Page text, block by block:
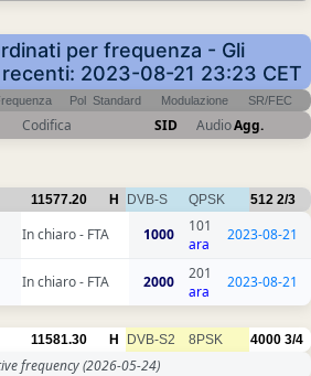
per frequenza - Gli
2023-08-21 23:23 CET
Pol Standard Modulazione SR/FEC
Codifica SID AudioAgg.
11577.20 H DVB-S QPSK 512 2/3
In chiaro - FTA 1000
101
ara
2023-08-21
In chiaro - FTA 2000
201
ara
2023-08-21
11581.30 H DVB-S2 8PSK 4000 3/4
frequency(2026-05-24)